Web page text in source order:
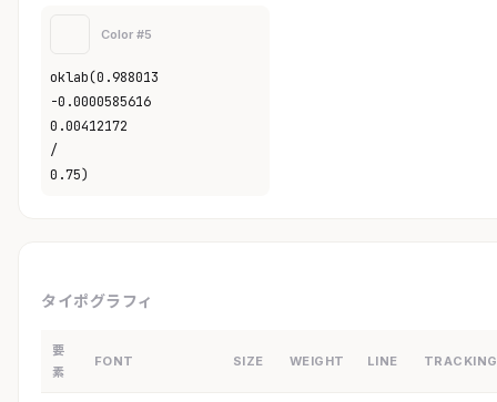
Color #5
oklab(0.988013
-0.0000585616
0.00412172
/
0.75)
タイポグラフィ
要
素
FONT SIZE WEIGHT LINE TRACKING